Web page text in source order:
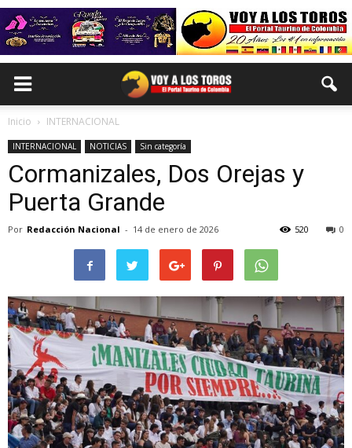
Inicio INTERNACIONAL
INTERNACIONAL NOTICIAS Sin categoría
Cormanizales, Dos Orejas y
Puerta Grande
Por Redacción Nacional - 14 de enero de 2026 0
520